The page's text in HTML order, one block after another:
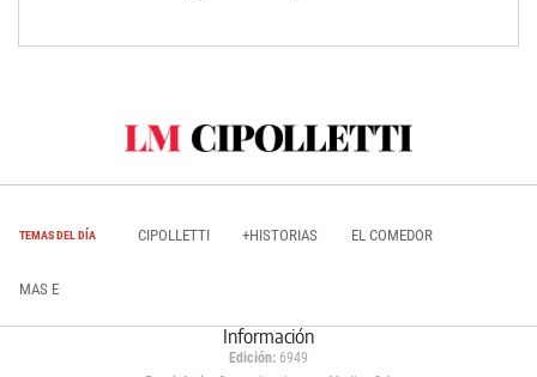
TEMAS DEL DÍA CIPOLLETTI +HISTORIAS EL COMEDOR
MAS E
Información
Edición: 6949